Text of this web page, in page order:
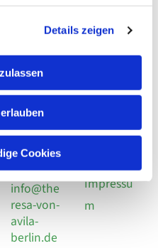
Details zeigen
Cookies
Kont
Telefon
+49 30
924 64 28
30 924 54
18
E-Mail
info@the
resa-von-
avila-
berlin.de
Links
Datensch
Datensch
Social
Impressu
m